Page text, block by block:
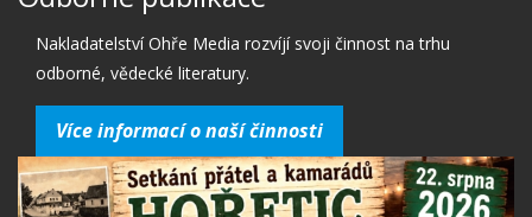
Nakladatelství Ohře Media rozvíjí svoji činnost na trhu
odborné, vědecké literatury.
Více informací o naší činnosti